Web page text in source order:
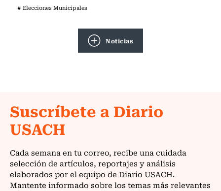
# Elecciones Municipales
Noticias